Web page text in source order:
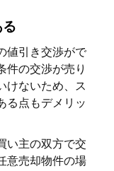
値引き交渉がで
件の交渉が売り
けないため、ス
る点もデメリッ
い主の双方で交
意売却物件の場